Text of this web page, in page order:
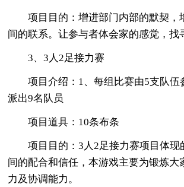
项目目的：增进部门内部的默契，
间的联系。让参与者体会家的感觉，找
3、3人2足接力赛
项目介绍：1、每组比赛由5支队伍
派出9名队员
项目道具：10条布条
项目目的：3人2足接力赛项目体现
间的配合和信任，本游戏主要为锻炼大
力及协调能力。